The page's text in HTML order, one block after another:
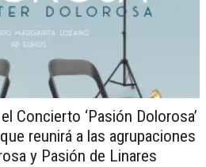
Concierto ‘Pasión Dolorosa’
reunirá a las agrupaciones
y Pasión de Linares